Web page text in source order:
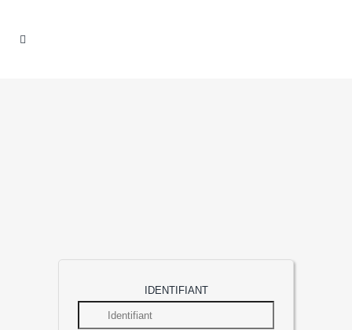
IDENTIFIANT